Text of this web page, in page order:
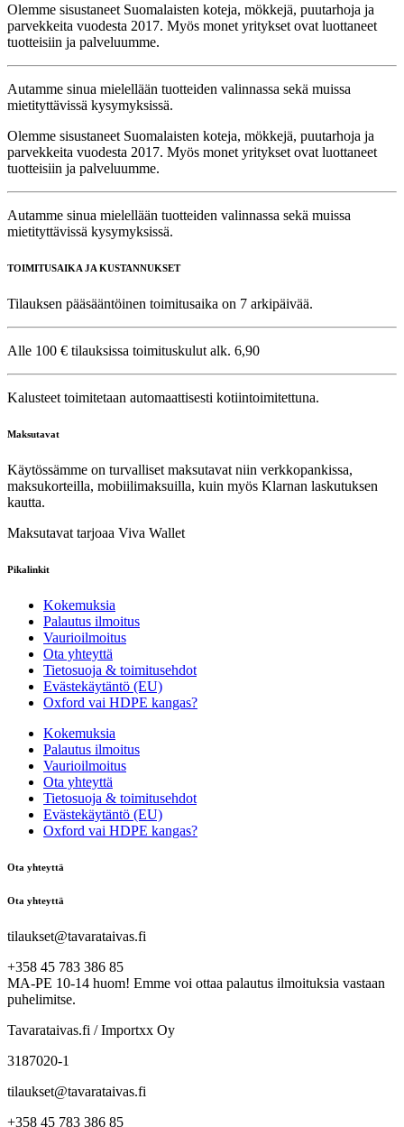
Olemme sisustaneet Suomalaisten koteja, mökkejä, puutarhoja ja
parvekkeita vuodesta 2017. Myös monet yritykset ovat luottaneet
tuotteisiin ja palveluumme.
Autamme sinua mielellään tuotteiden valinnassa sekä muissa
mietityttävissä kysymyksissä.
Olemme sisustaneet Suomalaisten koteja, mökkejä, puutarhoja ja
parvekkeita vuodesta 2017. Myös monet yritykset ovat luottaneet
tuotteisiin ja palveluumme.
Autamme sinua mielellään tuotteiden valinnassa sekä muissa
mietityttävissä kysymyksissä.
TOIMITUSAIKA JA KUSTANNUKSET
Tilauksen pääsääntöinen toimitusaika on 7 arkipäivää.
Alle 100 € tilauksissa toimituskulut alk. 6,90
Kalusteet toimitetaan automaattisesti kotiintoimitettuna.
Maksutavat
Käytössämme on turvalliset maksutavat niin verkkopankissa,
maksukorteilla, mobiilimaksuilla, kuin myös Klarnan laskutuksen
kautta.
Maksutavat tarjoaa Viva Wallet
Pikalinkit
Kokemuksia
Palautus ilmoitus
Vaurioilmoitus
Ota yhteyttä
Tietosuoja & toimitusehdot
Evästekäytäntö (EU)
Oxford vai HDPE kangas?
Kokemuksia
Palautus ilmoitus
Vaurioilmoitus
Ota yhteyttä
Tietosuoja & toimitusehdot
Evästekäytäntö (EU)
Oxford vai HDPE kangas?
Ota yhteyttä
Ota yhteyttä
tilaukset@tavarataivas.fi
+358 45 783 386 85
MA-PE 10-14 huom! Emme voi ottaa palautus ilmoituksia vastaan
puhelimitse.
Tavarataivas.fi / Importxx Oy
3187020-1
tilaukset@tavarataivas.fi
+358 45 783 386 85